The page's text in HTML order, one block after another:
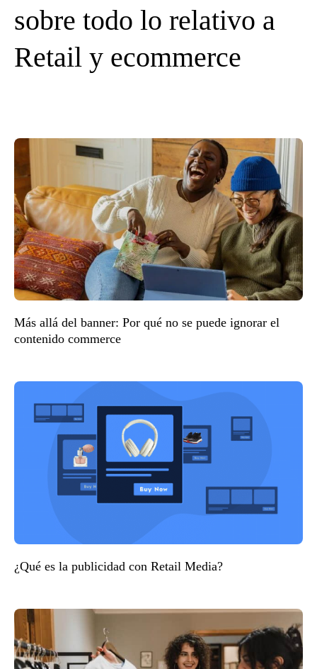
sobre todo lo relativo a
Retail y ecommerce
Más allá del banner: Por qué no se puede ignorar el
contenido commerce
¿Qué es la publicidad con Retail Media?